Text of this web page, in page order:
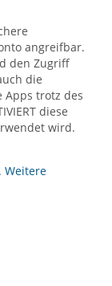
angreifbar.
den Zugriff
die
Apps trotz des
diese
wird.
Weitere